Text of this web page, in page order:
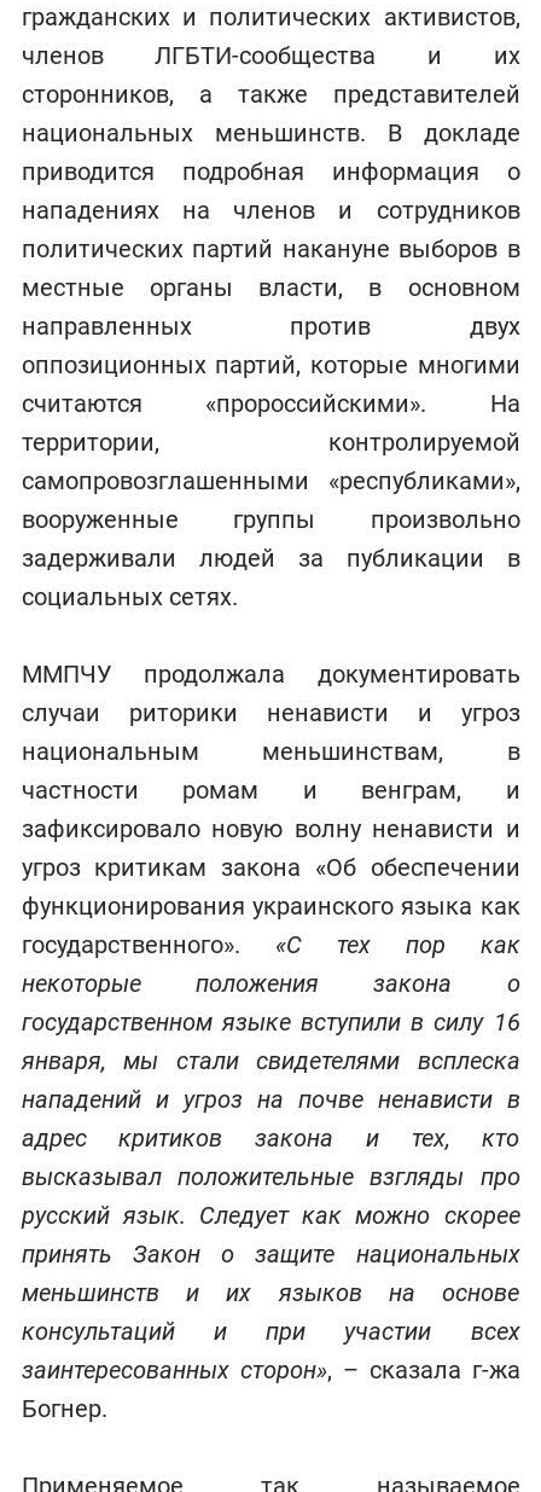
гражданских и политических активистов,
членов ЛГБТИ-сообщества и их
сторонников, а также представителей
национальных меньшинств. В докладе
приводится подробная информация о
нападениях на членов и сотрудников
политических партий накануне выборов в
местные органы власти, в основном
направленных против двух
оппозиционных партий, которые многими
считаются «пророссийскими». На
территории, контролируемой
самопровозглашенными «республиками»,
вооруженные группы произвольно
задерживали людей за публикации в
социальных сетях.
ММПЧУ продолжала документировать
случаи риторики ненависти и угроз
национальным меньшинствам, в
частности ромам и венграм, и
зафиксировало новую волну ненависти и
угроз критикам закона «Об обеспечении
функционирования украинского языка как
государственного». «С тех пор как
некоторые положения закона о
государственном языке вступили в силу 16
января, мы стали свидетелями всплеска
нападений и угроз на почве ненависти в
адрес критиков закона и тех, кто
высказывал положительные взгляды про
русский язык. Следует как можно скорее
принять Закон о защите национальных
меньшинств и их языков на основе
консультаций и при участии всех
заинтересованных сторон», – сказала г-жа
Богнер.
Применяемое так называемое